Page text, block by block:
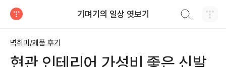
기며기의 일상 엿보기
멱취미/제품 후기
현관 인테리어 가성비 좋은 신발